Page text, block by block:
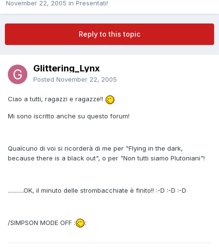
November 22, 2005 in Presentati!
Reply to this topic
Glittering_Lynx
Posted November 22, 2005
Ciao a tutti, ragazzi e ragazze!!
Mi sono iscritto anche su questo forum!
Qualcuno di voi si ricorderà di me per "Flying in the dark,
because there is a black out", o per "Non tutti siamo Plutoniani"!
...........OK, il minuto delle strombacchiate è finito!! :-D :-D :-D
/SIMPSON MODE OFF : :